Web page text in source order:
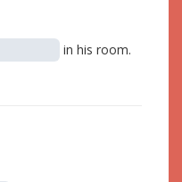
in his room.